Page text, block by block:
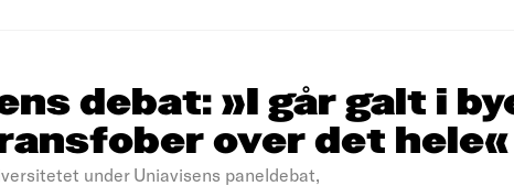
debat: »I går galt i
over det hele«
under Uniavisens paneldebat,